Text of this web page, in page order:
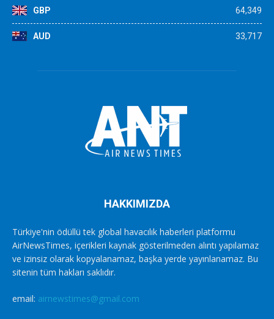
GBP 64,349
AUD 33,717
HAKKIMIZDA
Türkiye'nin ödüllü tek global havacılık haberleri platformu
AirNewsTimes, içerikleri kaynak gösterilmeden alıntı yapılamaz
ve izinsiz olarak kopyalanamaz, başka yerde yayınlanamaz. Bu
sitenin tüm hakları saklıdır.
email: airnewstimes@gmail.com